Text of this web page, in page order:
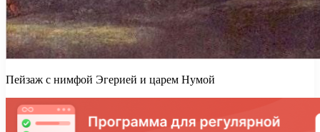
Пейзаж с нимфой Эгерией и царем Нумой